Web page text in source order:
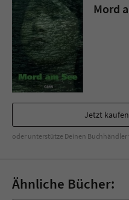
Mord
Jetzt
oder unterstütze Deinen Buchhändler
Ähnliche Bücher: